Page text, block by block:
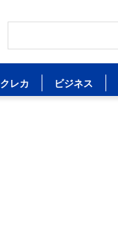
クレカ ビジネス